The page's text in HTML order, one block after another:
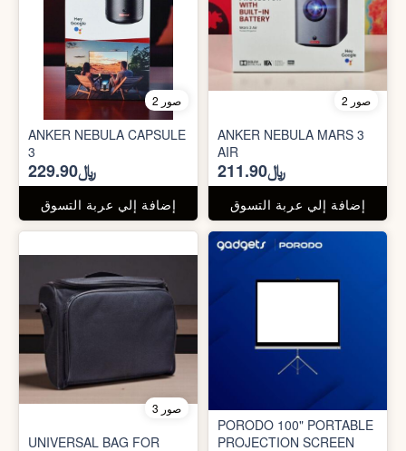
2 صور
ANKER NEBULA CAPSULE
3
﷼229.90
إضافة إلي عربة التسوق
2 صور
ANKER NEBULA MARS 3
AIR
﷼211.90
إضافة إلي عربة التسوق
3 صور
UNIVERSAL BAG FOR
PORODO 100" PORTABLE
PROJECTION SCREEN